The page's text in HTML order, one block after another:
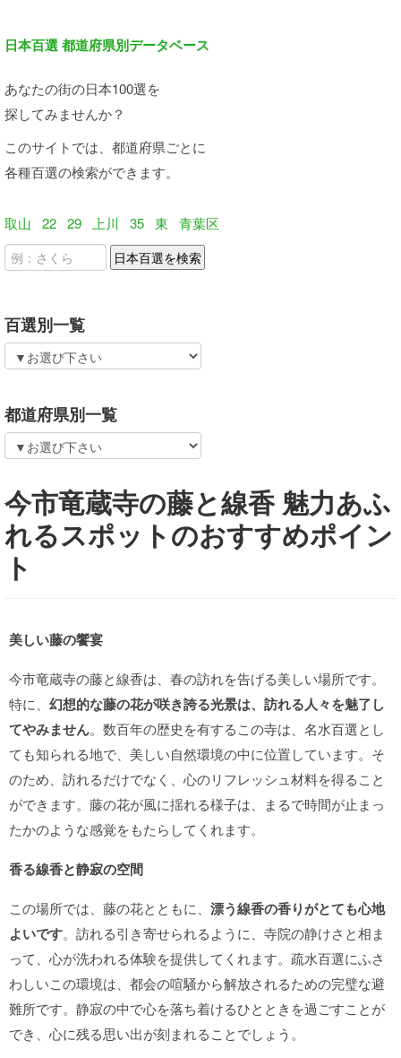
日本百選 都道府県別データベース
あなたの街の日本100選を
探してみませんか？
このサイトでは、都道府県ごとに
各種百選の検索ができます。
取山 22 29 上川 35 東 青葉区
百選別一覧
都道府県別一覧
今市竜蔵寺の藤と線香 魅力あふ
れるスポットのおすすめポイン
ト
美しい藤の饗宴
今市竜蔵寺の藤と線香は、春の訪れを告げる美しい場所です。
特に、 幻想的な藤の花が咲き誇る光景は、訪れる人々を魅了し
てやみません。数百年の歴史を有するこの寺は、名水百選とし
ても知られる地で、美しい自然環境の中に位置しています。そ
のため、訪れるだけでなく、心のリフレッシュ材料を得ること
ができます。藤の花が風に揺れる様子は、まるで時間が止まっ
たかのような感覚をもたらしてくれます。
香る線香と静寂の空間
この場所では、藤の花とともに、 漂う線香の香りがとても心地
よいです。訪れる引き寄せられるように、寺院の静けさと相ま
って、心が洗われる体験を提供してくれます。疏水百選にふさ
わしいこの環境は、都会の喧騒から解放されるための完璧な避
難所です。静寂の中で心を落ち着けるひとときを過ごすことが
でき、心に残る思い出が刻まれることでしょう。